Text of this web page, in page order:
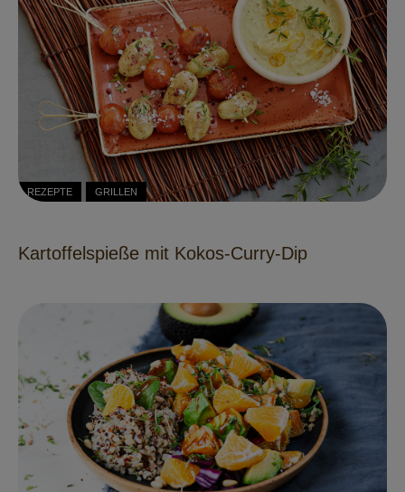
REZEPTE GRILLEN
Kartoffelspieße mit Kokos-Curry-Dip